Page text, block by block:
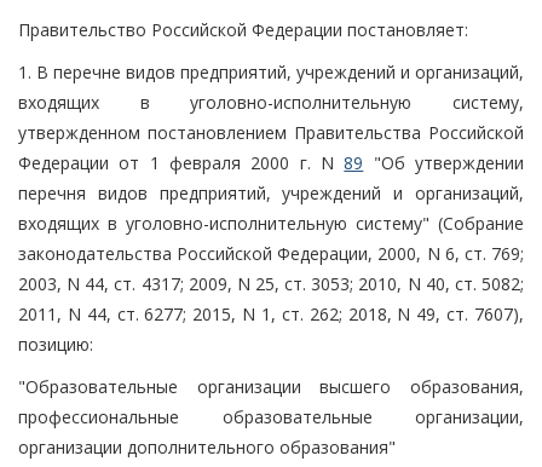
Правительство Российской Федерации постановляет:
1. В перечне видов предприятий, учреждений и организаций,
входящих в уголовно-исполнительную систему,
утвержденном постановлением Правительства Российской
Федерации от 1 февраля 2000 г. N89 "Об утверждении
перечня видов предприятий, учреждений и организаций,
входящих в уголовно-исполнительную систему" (Собрание
законодательства Российской Федерации, 2000, N 6, ст. 769;
2003, N 44, ст. 4317; 2009, N 25, ст. 3053; 2010, N 40, ст. 5082;
2011, N 44, ст. 6277; 2015, N 1, ст. 262; 2018, N 49, ст. 7607),
позицию:
"Образовательные организации высшего образования,
профессиональные образовательные организации,
организации дополнительного образования"